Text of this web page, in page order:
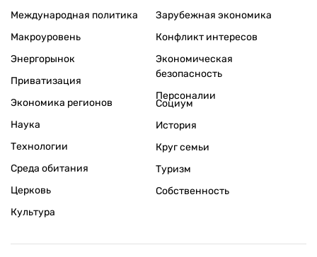
Международная политика
Макроуровень
Энергорынок
Приватизация
Экономика регионов
Зарубежная экономика
Конфликт интересов
Экономическая
безопасность
Персоналии
Наука
Технологии
Среда обитания
Церковь
Культура
Социум
История
Круг семьи
Туризм
Собственность